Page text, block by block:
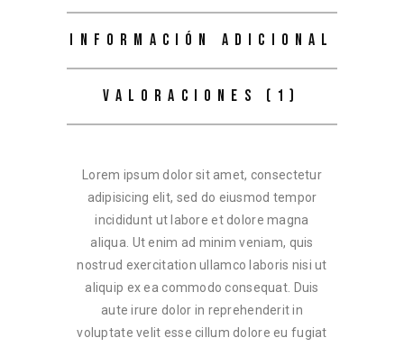
INFORMACIÓN ADICIONAL
VALORACIONES (1)
Lorem ipsum dolor sit amet, consectetur
adipisicing elit, sed do eiusmod tempor
incididunt ut labore et dolore magna
aliqua. Ut enim ad minim veniam, quis
nostrud exercitation ullamco laboris nisi ut
aliquip ex ea commodo consequat. Duis
aute irure dolor in reprehenderit in
voluptate velit esse cillum dolore eu fugiat